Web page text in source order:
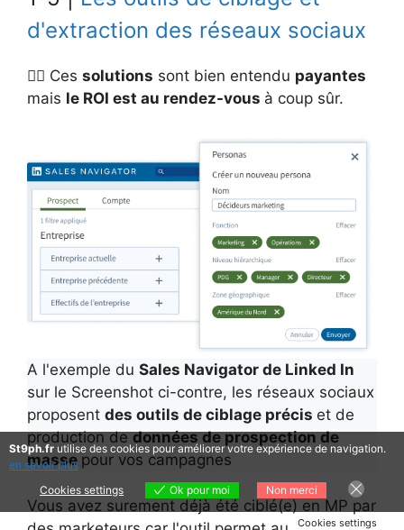
d'extraction des réseaux sociaux
👉🏻 Ces solutions sont bien entendu payantes
mais le ROI est au rendez-vous à coup sûr.
A l'exemple du Sales Navigator de Linked In
sur le Screenshot ci-contre, les réseaux sociaux
proposent des outils de ciblage précis et de
production dedonnées de prospection de
masse pour vos campagnes
Vous avez surement déjà été ciblé(e) en MP par
St9ph.fr utilise des cookies pour améliorer votre expérience de navigation.
en savoir plus
Cookies settings
Ok pour moi Non merci
Cookies settings